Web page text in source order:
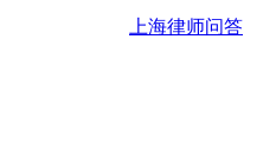
上海律师问答